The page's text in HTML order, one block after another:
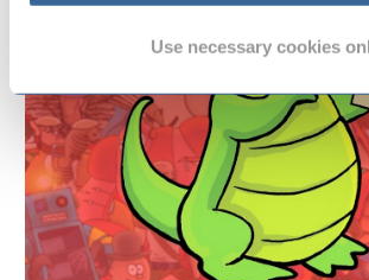
Use necessary cookies